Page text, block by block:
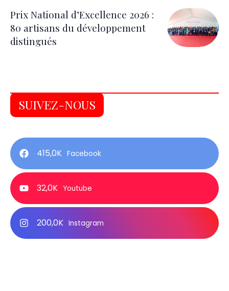
Prix National d’Excellence 2026 :
80 artisans du développement
distingués
SUIVEZ-NOUS
415,0K Facebook
32,0K Youtube
200,0K Instagram